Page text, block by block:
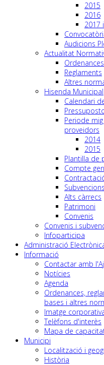
2015
2016
2017
Audicions
Actualitat
Reglaments
Altres
Hisenda Municipal
Calendari
Periode
proveidors
2014
2015
Plantilla de
Compte
Subvencions
Alts càrrecs
Patrimoni
Convenis
Convenis i
Infoparticipa
Administració
Informació
Contactar amb
Notícies
Agenda
Ordenances,
bases i altres
Imatge
Telèfons d'interès
Mapa de
Municipi
Localització i
Història